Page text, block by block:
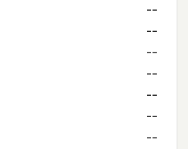
--
--
--
--
--
--
--